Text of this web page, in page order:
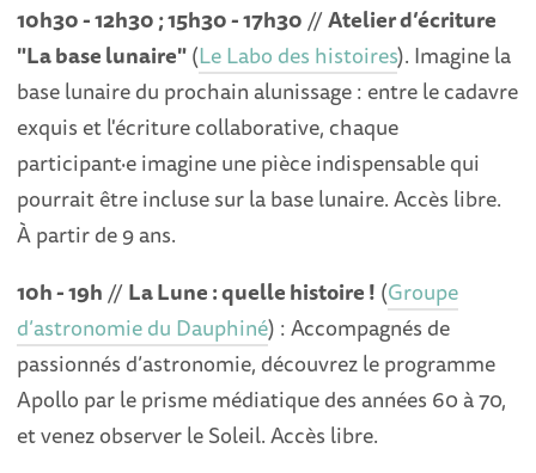
10h30 - 12h30 ; 15h30 - 17h30//Atelier d’écriture
"La base lunaire"(Le Labo des histoires). Imagine la
base lunaire du prochain alunissage : entre le cadavre
exquis et l'écriture collaborative, chaque
participant·e imagine une pièce indispensable qui
pourrait être incluse sur la base lunaire. Accès libre.
À partir de 9 ans.
10h - 19h//La Lune : quelle histoire ! (Groupe
d’astronomie du Dauphiné) : Accompagnés de
passionnés d’astronomie, découvrez le programme
Apollo par le prisme médiatique des années 60 à 70,
et venez observer le Soleil. Accès libre.